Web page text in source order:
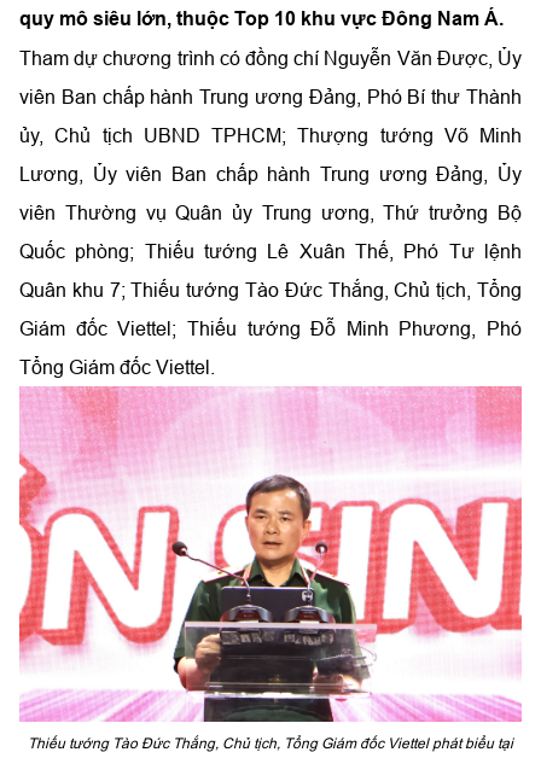
quy mô siêu lớn, thuộc Top 10 khu vực Đông Nam Á.
Tham dự chương trình có đồng chí Nguyễn Văn Được, Ủy
viên Ban chấp hành Trung ương Đảng, Phó Bí thư Thành
ủy, Chủ tịch UBND TPHCM; Thượng tướng Võ Minh
Lương, Ủy viên Ban chấp hành Trung ương Đảng, Ủy
viên Thường vụ Quân ủy Trung ương, Thứ trưởng Bộ
Quốc phòng; Thiếu tướng Lê Xuân Thế, Phó Tư lệnh
Quân khu 7; Thiếu tướng Tào Đức Thắng, Chủ tịch, Tổng
Giám đốc Viettel; Thiếu tướng Đỗ Minh Phương, Phó
Tổng Giám đốc Viettel.
Thiếu tướng Tào Đức Thắng, Chủ tịch, Tổng Giám đốc Viettel phát biểu tại